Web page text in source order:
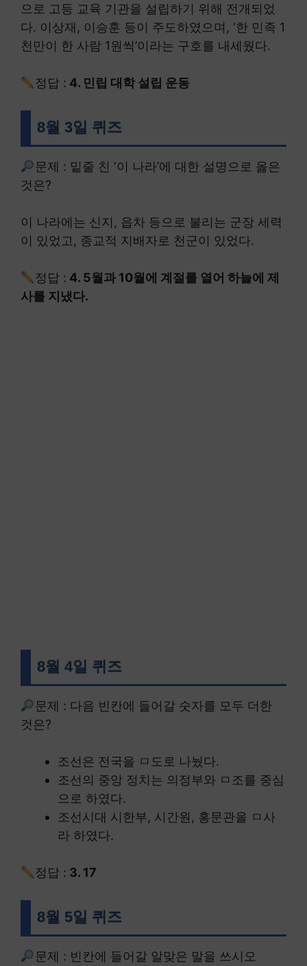
으로 고등 교육 기관을 설립하기 위해 전개되었
다. 이상재, 이승훈 등이 주도하였으며, ‘한 민족 1
천만이 한 사람 1원씩’이라는 구호를 내세웠다.
정답 : 4. 민립 대학 설립 운동
8월 3일 퀴즈
문제 : 밑줄 친 ‘이 나라’에 대한 설명으로 옳은
것은?
이 나라에는 신지, 읍차 등으로 불리는 군장 세력
이 있었고, 종교적 지배자로 천군이 있었다.
정답 : 4. 5월과 10월에 계절를 열어 하늘에 제
사를 지냈다.
8월 4일 퀴즈
문제 : 다음 빈칸에 들어갈 숫자를 모두 더한
것은?
조선은 전국을 ㅁ도로 나눴다.
조선의 중앙 정치는 의정부와 ㅁ조를 중심
으로 하였다.
조선시대 시한부, 시간원, 홍문관을 ㅁ사
라 하였다.
정답 : 3. 17
8월 5일 퀴즈
문제 : 빈칸에 들어갈 알맞은 말을 쓰시오